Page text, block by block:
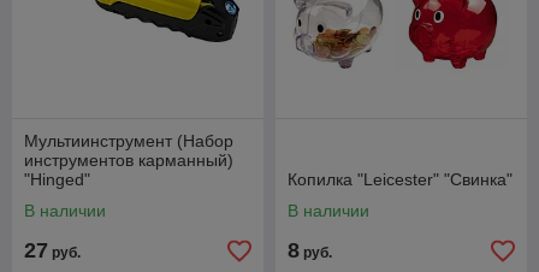
Мультиинструмент (Набор
инструментов карманный)
"Hinged"
В наличии
27 руб.
Копилка "Leicester" "Свинка"
В наличии
8 руб.